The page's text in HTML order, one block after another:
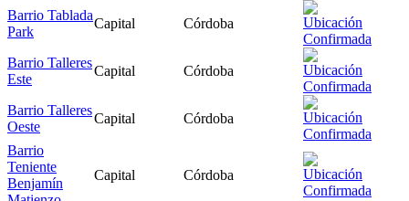
Barrio Tablada
Park
Capital Córdoba
Barrio Talleres
Este
Capital Córdoba
Barrio Talleres
Oeste
Capital Córdoba
Barrio
Teniente
Benjamín
Capital Córdoba